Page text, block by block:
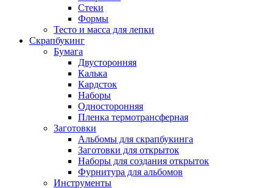
Стеки
Формы
Тесто и масса для лепки
Скрапбукинг
Бумага
Двусторонняя
Калька
Кардсток
Наборы
Односторонняя
Пленка термотрансферная
Заготовки
Альбомы для скрапбукинга
Заготовки для открыток
Наборы для создания открыток
Фурнитура для альбомов
Инструменты